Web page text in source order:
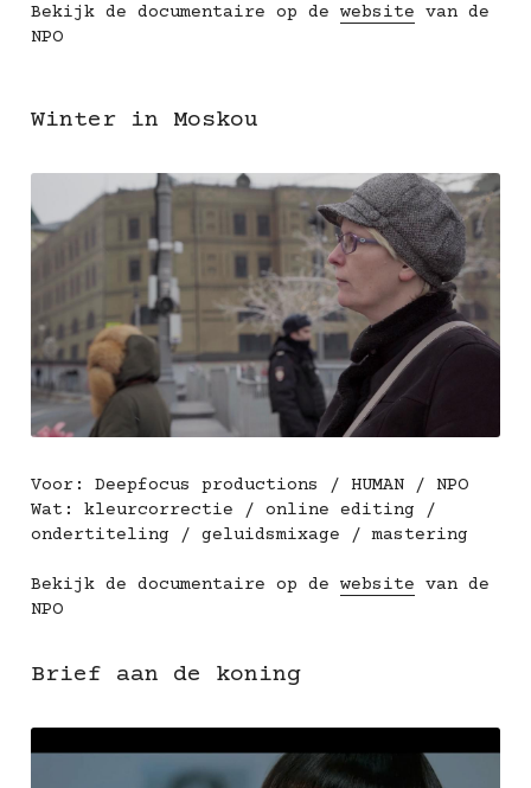
Bekijk de documentaire op de website van de
NPO
Winter in Moskou
Voor: Deepfocus productions / HUMAN / NPO
Wat: kleurcorrectie / online editing /
ondertiteling / geluidsmixage / mastering
Bekijk de documentaire op de website van de
NPO
Brief aan de koning